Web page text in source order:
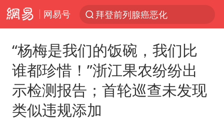
网易号
“伊斯兰版北约”出现
“白海豚”最新位置公布
外国游客的“中国游三件套”火了
上海大部迎大暴雨
“杨梅是我们的饭碗，我们比
谁都珍惜！”浙江果农纷纷出
示检测报告；首轮巡查未发现
类似违规添加